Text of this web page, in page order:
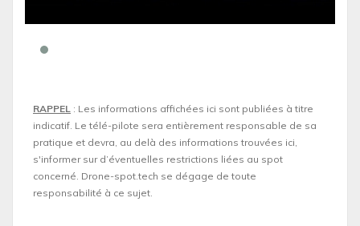
RAPPEL : Les informations affichées ici sont publiées à titre
indicatif. Le télé-pilote sera entièrement responsable de sa
pratique et devra, au delà des informations trouvées ici,
s'informer sur d’éventuelles restrictions liées au spot
concerné. Drone-spot.tech se dégage de toute
responsabilité à ce sujet.